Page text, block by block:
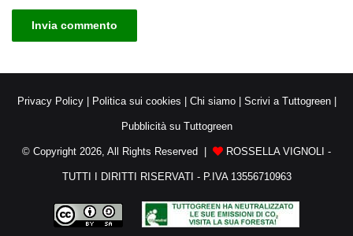
Privacy Policy| Politica sui cookies Chi siamo| Scrivi a Tuttogreen|
Pubblicità su Tuttogreen
© Copyright 2026, All Rights Reserved | ROSSELLA VIGNOLI -
TUTTI I DIRITTI RISERVATI - P.IVA 13556710963